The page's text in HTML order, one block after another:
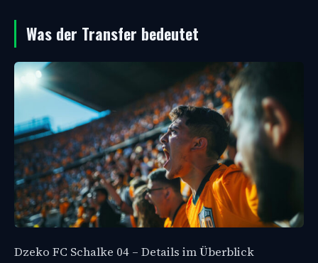
Was der Transfer bedeutet
Dzeko FC Schalke 04 – Details im Überblick